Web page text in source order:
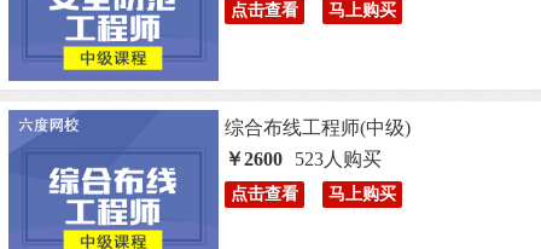
点击查看 马上购买
综合布线工程师(中级)
￥2600
523人购买
点击查看 马上购买